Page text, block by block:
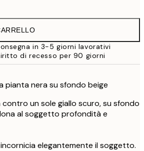
21,95 €
38 €
in 3-5 giorni lavorativi
di recesso per 90 giorni
pianta nera su sfondo beige
un sole giallo scuro, su sfondo
al soggetto profondità e
elegantemente il soggetto.